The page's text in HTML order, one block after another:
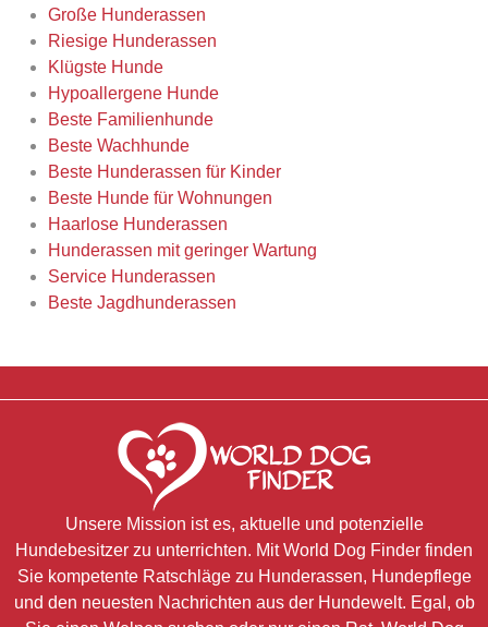
Große Hunderassen
Riesige Hunderassen
Klügste Hunde
Hypoallergene Hunde
Beste Familienhunde
Beste Wachhunde
Beste Hunderassen für Kinder
Beste Hunde für Wohnungen
Haarlose Hunderassen
Hunderassen mit geringer Wartung
Service Hunderassen
Beste Jagdhunderassen
Unsere Mission ist es, aktuelle und potenzielle
Hundebesitzer zu unterrichten. Mit World Dog Finder finden
Sie kompetente Ratschläge zu Hunderassen, Hundepflege
und den neuesten Nachrichten aus der Hundewelt. Egal, ob